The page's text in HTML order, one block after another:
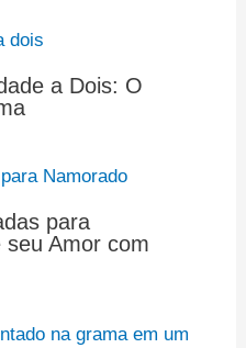
a Dois: O
para
seu Amor com